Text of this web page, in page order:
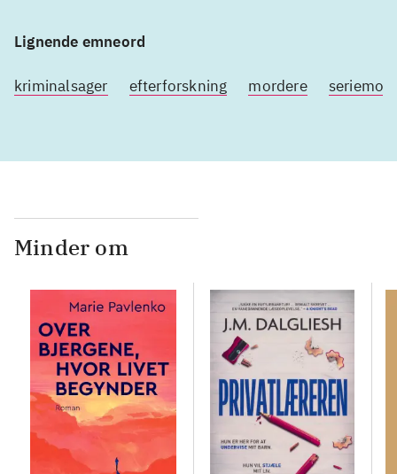
Lignende emneord
kriminalsager efterforskning mordere
Minder om